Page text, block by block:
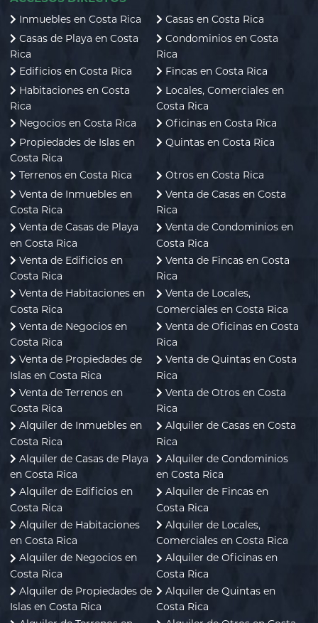
Inmuebles en Costa Rica
Casas en Costa Rica
Casas de Playa en Costa
Rica
Condominios en Costa
Rica
Edificios en Costa Rica
Fincas en Costa Rica
Habitaciones en Costa
Rica
Locales, Comerciales en
Costa Rica
Negocios en Costa Rica
Oficinas en Costa Rica
Propiedades de Islas en
Costa Rica
Quintas en Costa Rica
Terrenos en Costa Rica
Otros en Costa Rica
Venta de Inmuebles en
Costa Rica
Venta de Casas en Costa
Rica
Venta de Casas de Playa
en Costa Rica
Venta de Condominios en
Costa Rica
Venta de Edificios en
Costa Rica
Venta de Fincas en Costa
Rica
Venta de Habitaciones en
Costa Rica
Venta de Locales,
Comerciales en Costa Rica
Venta de Negocios en
Costa Rica
Venta de Oficinas en Costa
Rica
Venta de Propiedades de
Islas en Costa Rica
Venta de Quintas en Costa
Rica
Venta de Terrenos en
Costa Rica
Venta de Otros en Costa
Rica
Alquiler de Inmuebles en
Costa Rica
Alquiler de Casas en Costa
Rica
Alquiler de Casas de Playa
en Costa Rica
Alquiler de Condominios
en Costa Rica
Alquiler de Edificios en
Costa Rica
Alquiler de Fincas en
Costa Rica
Alquiler de Habitaciones
en Costa Rica
Alquiler de Locales,
Comerciales en Costa Rica
Alquiler de Negocios en
Costa Rica
Alquiler de Oficinas en
Costa Rica
Alquiler de Propiedades de
Islas en Costa Rica
Alquiler de Quintas en
Costa Rica